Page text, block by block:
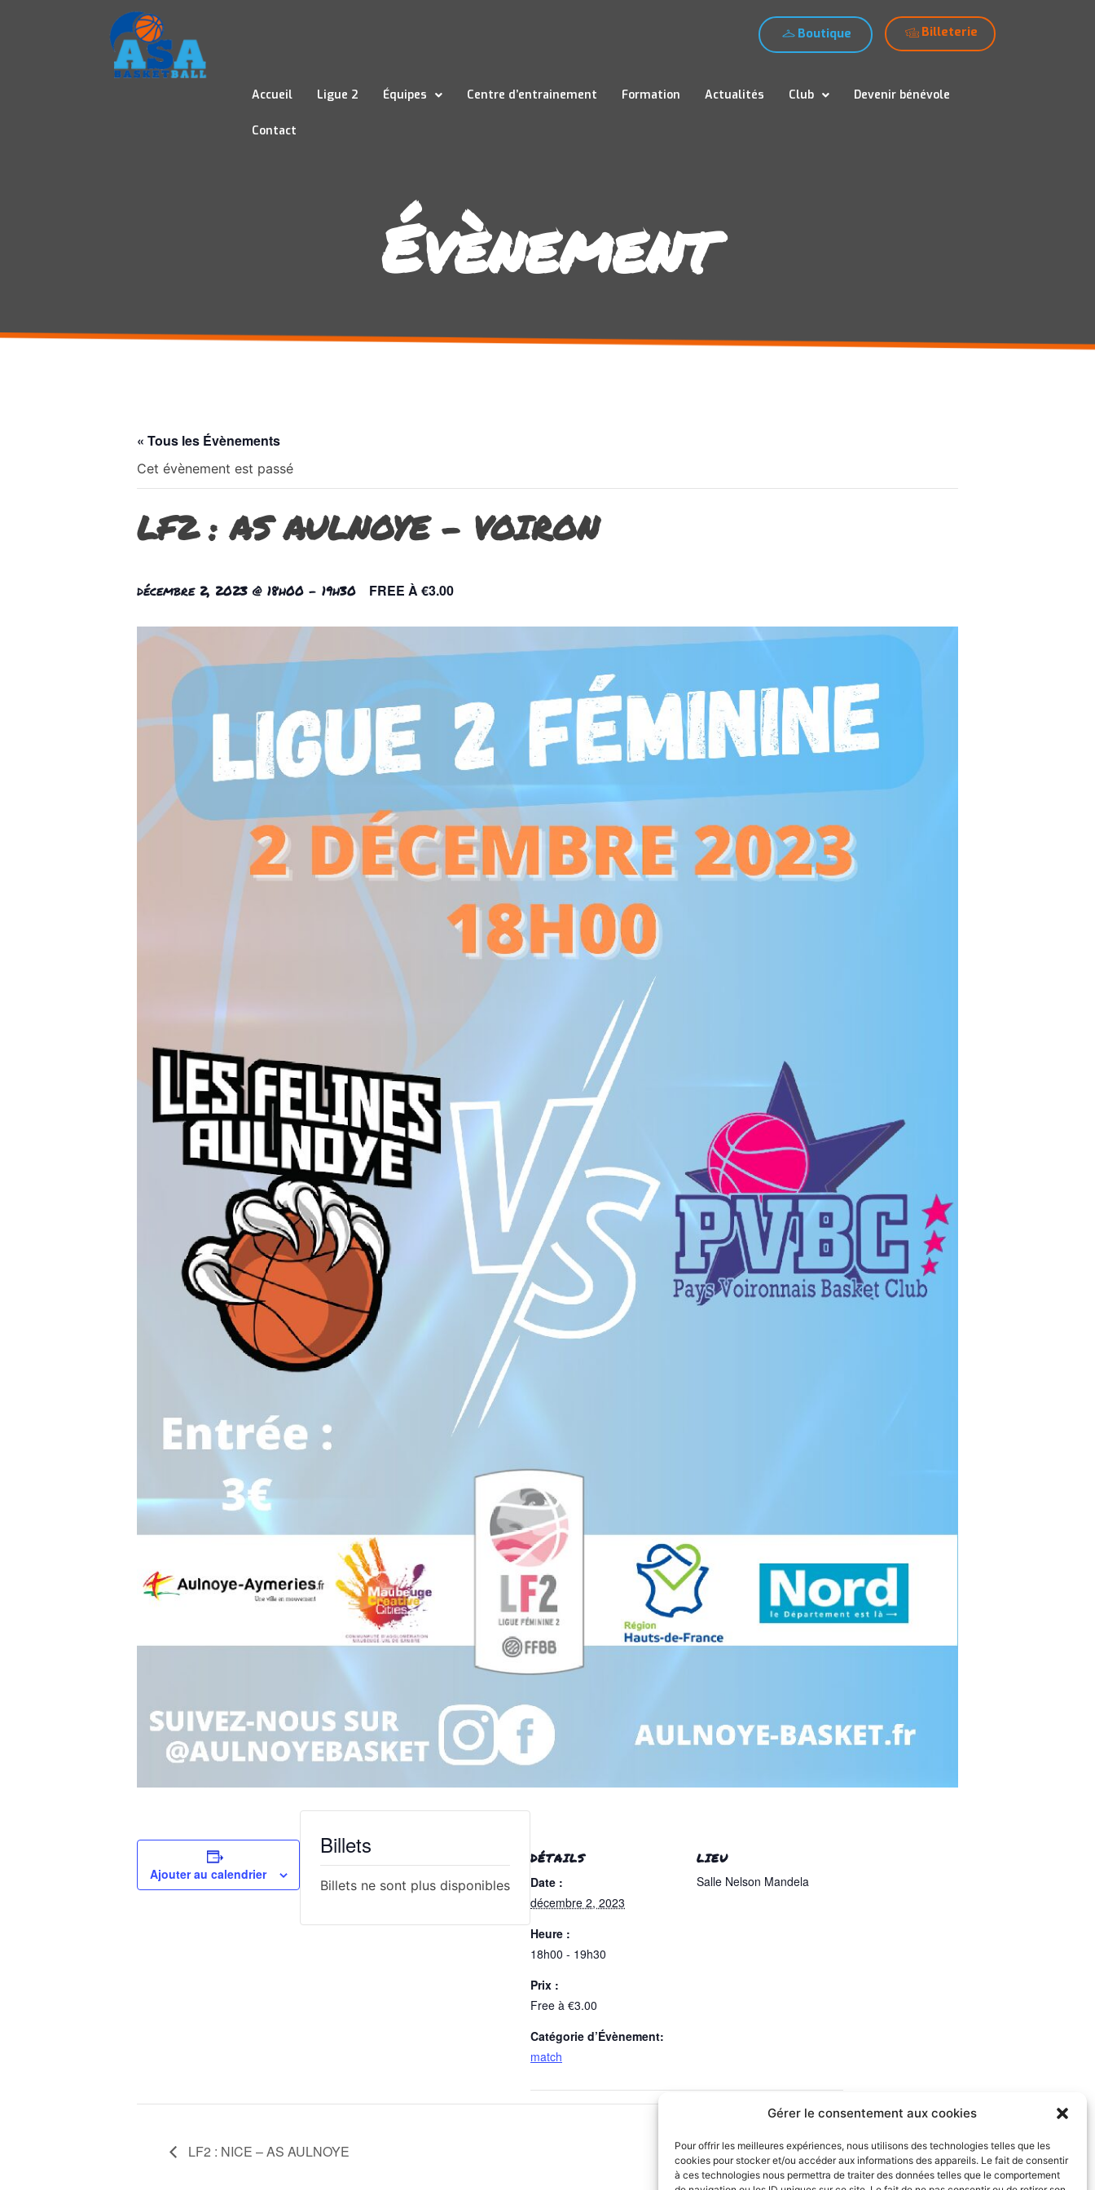
Gérer le consentement aux cookies
Pour offrir les meilleures expériences, nous utilisons des technologies telles que les
cookies pour stocker et/ou accéder aux informations des appareils. Le fait de consentir
à ces technologies nous permettra de traiter des données telles que le comportement
Boutique Billeterie
Accueil Ligue 2 Équipes Centre d’entrainement Formation Actualités Club Devenir bénévole
Contact
Évènement
« Tous les Évènements
Cet évènement est passé
LF2 : AS AULNOYE – VOIRON
décembre 2, 2023 @ 18h00 - 19h30 FREE À €3.00
Ajouter au calendrier
DÉTAILS
Date :
décembre 2, 2023
Heure :
18h00 - 19h30
Prix :
Free à €3.00
Catégorie d’Évènement:
match
LIEU
Salle Nelson Mandela
Billets
Billets ne sont plus disponibles
LF2 : NICE – AS AULNOYE LF2 : FEYTIAT – AS AULNOYE